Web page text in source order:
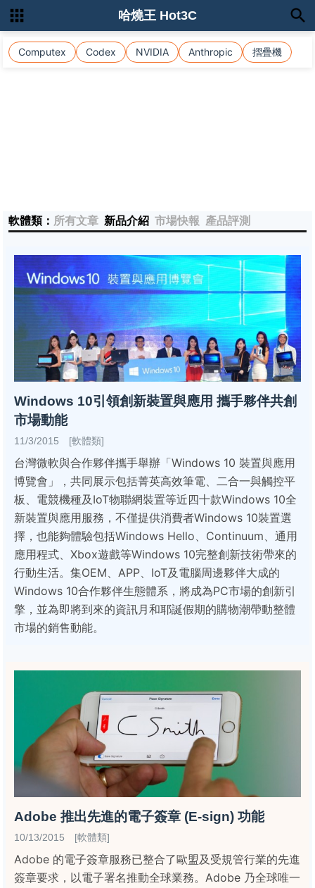
Computex Codex NVIDIA Anthropic 摺疊機
哈燒王 Hot3C
軟體類： 所有文章 新品介紹 市場快報 產品評測
Windows 10引領創新裝置與應用 攜手夥伴共創
市場動能
11/3/2015 [軟體類]
台灣微軟與合作夥伴攜手舉辦「Windows 10 裝置與應用
博覽會」，共同展示包括菁英高效筆電、二合一與觸控平
板、電競機種及IoT物聯網裝置等近四十款Windows 10全
新裝置與應用服務，不僅提供消費者Windows 10裝置選
擇，也能夠體驗包括Windows Hello、Continuum、通用
應用程式、Xbox遊戲等Windows 10完整創新技術帶來的
行動生活。集OEM、APP、IoT及電腦周邊夥伴大成的
Windows 10合作夥伴生態體系，將成為PC市場的創新引
擎，並為即將到來的資訊月和耶誕假期的購物潮帶動整體
市場的銷售動能。
Adobe 推出先進的電子簽章 (E-sign) 功能
10/13/2015 [軟體類]
Adobe 的電子簽章服務已整合了歐盟及受規管行業的先進
簽章要求，以電子署名推動全球業務。Adobe 乃全球唯一